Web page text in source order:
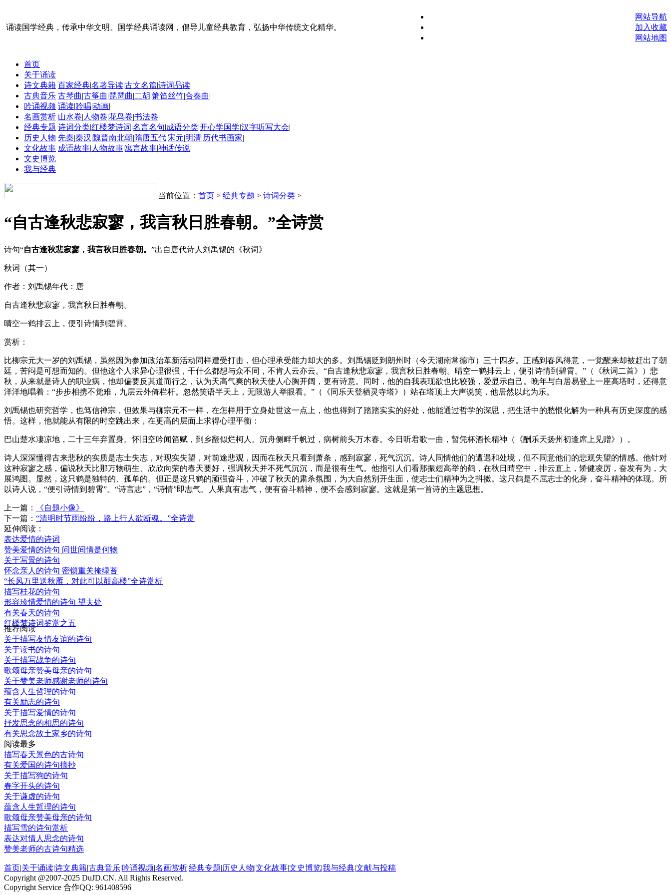
诵读国学经典，传承中华文明。国学经典诵读网，倡导儿童经典教育，弘扬中华传统文化精华。
网站导航
加入收藏
网站地图
首页
关于诵读
诗文典籍 百家经典|名著导读|古文名篇|诗词品读|
古典音乐 古琴曲|古筝曲|琵琶曲|二胡|箫笛丝竹|合奏曲|
吟诵视频 诵读|吟唱|动画|
名画赏析 山水卷| 人物卷|花鸟卷|书法卷|
经典专题 诗词分类|红楼梦诗词|名言名句|成语分类|开心学国学|汉字听写大会|
历史人物 先秦|秦汉|魏晋南北朝|隋唐五代|宋元|明清|历代书画家|
文化故事 成语故事| 人物故事|寓言故事|神话传说|
文史博览
我与经典
当前位置： 首页 > 经典专题 > 诗词分类 >
“自古逢秋悲寂寥，我言秋日胜春朝。”全诗赏
诗句“自古逢秋悲寂寥，我言秋日胜春朝。 ”出自唐代诗人刘禹锡的《秋词》
秋词（其一）
作者：刘禹锡年代：唐
自古逢秋悲寂寥，我言秋日胜春朝。
晴空一鹤排云上，便引诗情到碧霄。
赏析：
比柳宗元大一岁的刘禹锡，虽然因为参加政治革新活动同样遭受打击，但心理承受能力却大的多。刘禹锡贬到朗州时（今天湖南常德市）三十四岁。正感到春风得意，一觉醒来却被赶出了朝
廷，苦闷是可想而知的。但他这个人求异心理很强，干什么都想与众不同，不肯人云亦云。“自古逢秋悲寂寥，我言秋日胜春朝。晴空一鹤排云上，便引诗情到碧霄。”（《秋词二首》）悲
秋，从来就是诗人的职业病，他却偏要反其道而行之，认为天高气爽的秋天使人心胸开阔，更有诗意。同时，他的自我表现欲也比较强，爱显示自己。晚年与白居易登上一座高塔时，还得意
洋洋地唱着：“步步相携不觉难，九层云外倚栏杆。忽然笑语半天上，无限游人举眼看。”（《同乐天登栖灵寺塔》）站在塔顶上大声说笑，他居然以此为乐。
刘禹锡也研究哲学，也笃信禅宗，但效果与柳宗元不一样，在怎样用于立身处世这一点上，他也得到了踏踏实实的好处，他能通过哲学的深思，把生活中的愁恨化解为一种具有历史深度的感
悟。这样，他就能从有限的时空跳出来，在更高的层面上求得心理平衡：
巴山楚水凄凉地，二十三年弃置身。怀旧空吟闻笛赋，到乡翻似烂柯人。沉舟侧畔千帆过，病树前头万木春。今日听君歌一曲，暂凭杯酒长精神（《酬乐天扬州初逢席上见赠》）。
诗人深深懂得古来悲秋的实质是志士失志，对现实失望，对前途悲观，因而在秋天只看到萧条，感到寂寥，死气沉沉。诗人同情他们的遭遇和处境，但不同意他们的悲观失望的情感。他针对
这种寂寥之感，偏说秋天比那万物萌生、欣欣向荣的春天要好，强调秋天并不死气沉沉，而是很有生气。他指引人们看那振翅高举的鹤，在秋日晴空中，排云直上，矫健凌厉，奋发有为，大
展鸿图。显然，这只鹤是独特的、孤单的。但正是这只鹤的顽强奋斗，冲破了秋天的肃杀氛围，为大自然别开生面，使志士们精神为之抖擞。这只鹤是不屈志士的化身，奋斗精神的体现。所
以诗人说，“便引诗情到碧霄”。“诗言志”，“诗情”即志气。人果真有志气，便有奋斗精神，便不会感到寂寥。这就是第一首诗的主题思想。
上一篇：
《自题小像》
下一篇： “清明时节雨纷纷，路上行人欲断魂。”全诗赏
延伸阅读：
表达爱情的诗词
赞美爱情的诗句 问世间情是何物
关于写景的诗句
怀念亲人的诗句 密锁重关掩绿苔
“长风万里送秋雁，对此可以酣高楼”全诗赏析
描写桂花的诗句
形容珍惜爱情的诗句 望夫处
有关春天的诗句
红楼梦诗词鉴赏之五
推荐阅读
关于描写友情友谊的诗句
关于读书的诗句
关于描写战争的诗句
歌颂母亲赞美母亲的诗句
关于赞美老师感谢老师的诗句
蕴含人生哲理的诗句
有关励志的诗句
关于描写爱情的诗句
抒发思念的相思的诗句
有关思念故土家乡的诗句
阅读最多
描写春天景色的古诗句
有关爱国的诗句摘抄
关于描写狗的诗句
春字开头的诗句
关于谦虚的诗句
蕴含人生哲理的诗句
歌颂母亲赞美母亲的诗句
描写雪的诗句赏析
表达对情人思念的诗句
赞美老师的古诗句精选
首页|关于诵读|诗文典籍|古典音乐|吟诵视频|名画赏析|经典专题|历史人物|文化故事|文史博览|我与经典|文献与投稿
Copyright @2007-2025 DuJD.CN. All Rights Reserved.
Copyright Service 合作QQ: 961408596